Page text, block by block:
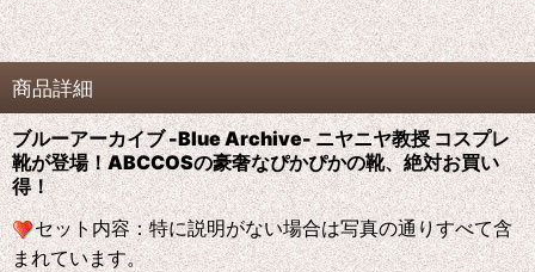
商品詳細
ブルーアーカイブ -Blue Archive- ニヤニヤ教授 コスプレ
靴が登場！ABCCOSの豪奢なぴかぴかの靴、絶対お買い
得！
セット内容：特に説明がない場合は写真の通りすべて含
まれています。